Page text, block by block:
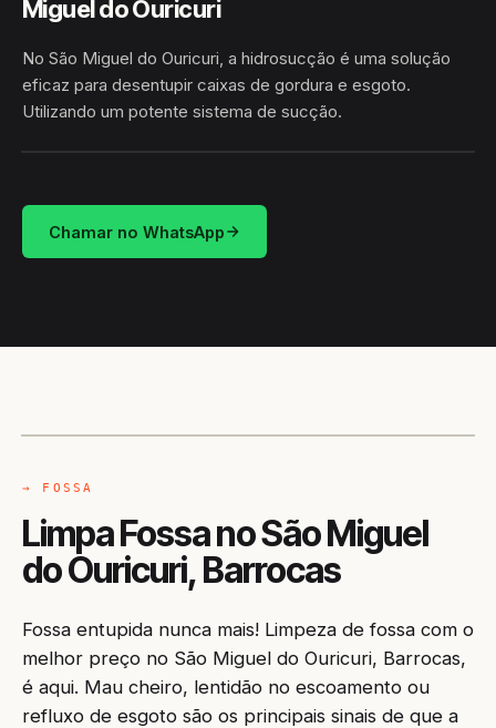
Miguel do Ouricuri
No São Miguel do Ouricuri, a hidrosucção é uma solução
eficaz para desentupir caixas de gordura e esgoto.
Utilizando um potente sistema de sucção.
HIDROSUCÇÃO
SÃO MIGUEL DO OURICURI ·
Chamar no WhatsApp
→ FOSSA
Limpa Fossa no São Miguel
do Ouricuri, Barrocas
Fossa entupida nunca mais! Limpeza de fossa com o
melhor preço no São Miguel do Ouricuri, Barrocas,
é aqui. Mau cheiro, lentidão no escoamento ou
refluxo de esgoto são os principais sinais de que a